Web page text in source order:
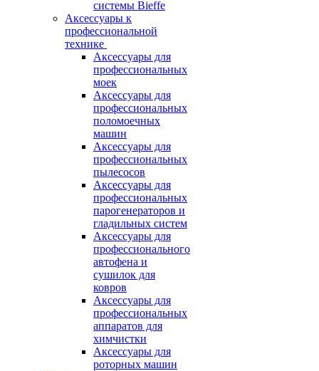
системы Bieffe
Аксессуары к
профессиональной
технике
Аксессуары для
профессиональных
моек
Аксессуары для
профессиональных
поломоечных
машин
Аксессуары для
профессиональных
пылесосов
Аксессуары для
профессиональных
парогенераторов и
гладильных систем
Аксессуары для
профессионального
автофена и
сушилок для
ковров
Аксессуары для
профессиональных
аппаратов для
химчистки
Аксессуары для
роторных машин